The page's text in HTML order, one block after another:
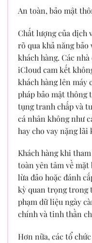
An toàn, bảo mật
Chất lượng của dịch
rõ qua khả năng
khách hàng. Các
iCloud cam kết
khách hàng lên máy
pháp bảo mật thông
tụng tranh chấp và
cá nhân không như
hay cho vay nặng lãi
Khách hàng khi
toàn yên tâm về
lừa đảo hoặc đánh
kỳ quan trọng trong
phạm dữ liệu ngày
chính và tinh thần
Hơn nữa, các tổ